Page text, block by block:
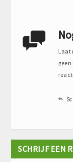

Laat

SCHRIJF EEN